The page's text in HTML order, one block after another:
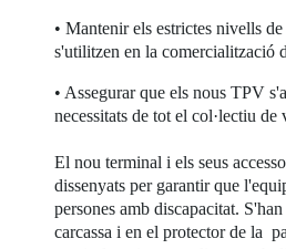
• Mantenir els estrictes nivells
s'utilitzen en la comercialització
• Assegurar que els nous TPV
necessitats de tot el col·lectiu de
El nou terminal i els seus
dissenyats per garantir que
persones amb discapacitat.
carcassa i en el protector de la